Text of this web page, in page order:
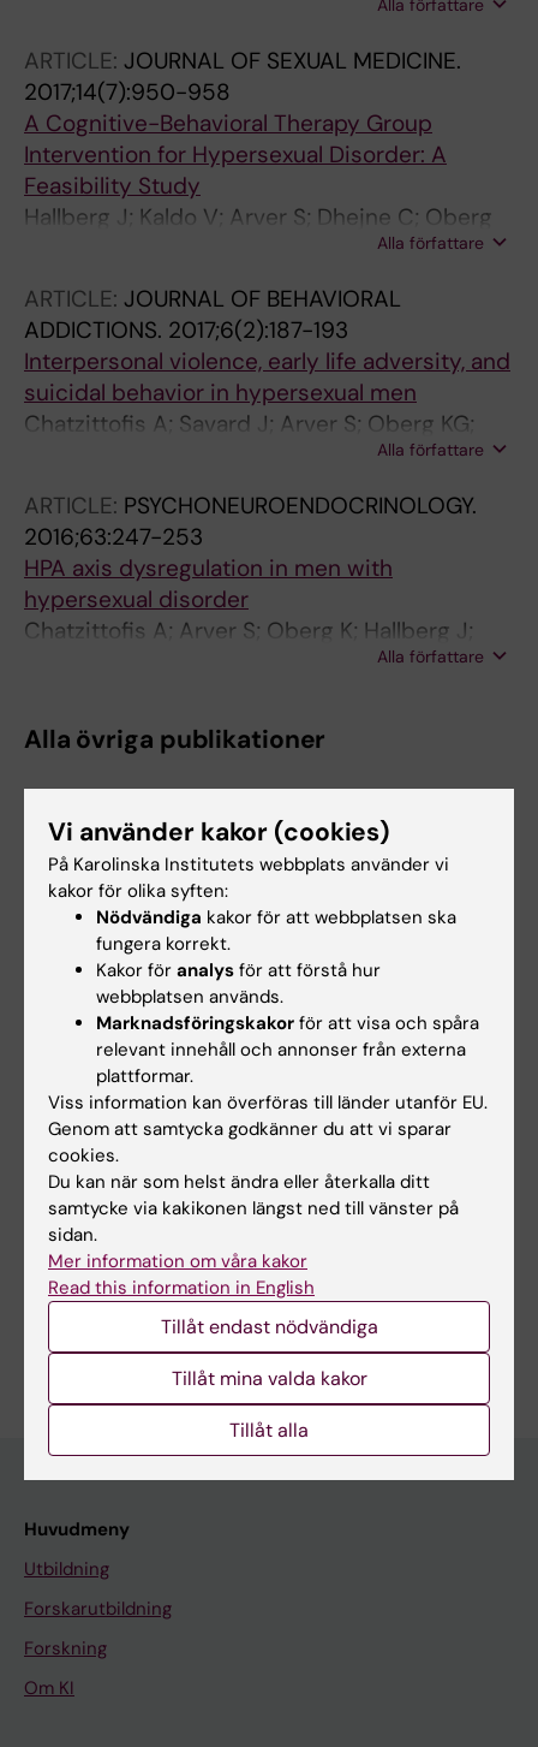
Alla författare
ARTICLE: JOURNAL OF SEXUAL MEDICINE.
2017;14(7):950-958
A Cognitive-Behavioral Therapy Group
Intervention for Hypersexual Disorder: A
Feasibility Study
Hallberg J; Kaldo V; Arver S; Dhejne C; Oberg
Alla författare
ARTICLE: JOURNAL OF BEHAVIORAL
ADDICTIONS. 2017;6(2):187-193
Interpersonal violence, early life adversity, and
suicidal behavior in hypersexual men
Chatzittofis A; Savard J; Arver S; Oberg KG;
Hallberg J; Nordstrom P; Jokinen JAlla författare
ARTICLE: PSYCHONEUROENDOCRINOLOGY.
2016;63:247-253
HPA axis dysregulation in men with
hypersexual disorder
Chatzittofis A; Arver S; Oberg K; Hallberg J;
Alla författare
Alla övriga publikationer
REVIEW:JOURNAL OF SEXUAL MEDICINE.
2020;17(10):2039-2054
Internet-Administered Cognitive Behavioral
Therapy for Hypersexual Disorder, With or
Without Paraphilia(s) or Paraphilic Disorder(s)
in Men: A Pilot Study
Hallberg J; Kaldo V; Arver S; Dhejne C; Piwowar
M; Jokinen J; Oberg KG
Alla författare
DOCTORAL THESIS:
2019
Hypersexual disorder : clinical presentation
and treatment
Hallberg J
Forskningsområden:
Tillämpad psykologi
Är du Jonas Hallberg?
Redigera din profil
Huvudmeny
Utbildning
Forskarutbildning
Forskning
Om KI
Vi använder kakor (cookies)
På Karolinska Institutets webbplats använder vi
kakor för olika syften:
Nödvändiga kakor för att webbplatsen ska
fungera korrekt.
Kakor för analys för att förstå hur
webbplatsen används.
Marknadsföringskakor för att visa och spåra
relevant innehåll och annonser från externa
plattformar.
Viss information kan överföras till länder utanför EU.
Genom att samtycka godkänner du att vi sparar
cookies.
Du kan när som helst ändra eller återkalla ditt
samtycke via kakikonen längst ned till vänster på
sidan.
Mer information om våra kakor
Read this information in English
Tillåt endast nödvändiga
Tillåt mina valda kakor
Tillåt alla